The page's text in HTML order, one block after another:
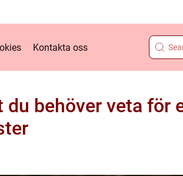
Kontakta oss
behöver veta för